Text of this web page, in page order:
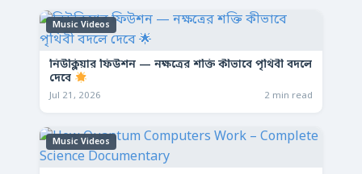
Music Videos
নিউক্লিয়ার ফিউশন — নক্ষত্রের শক্তি কীভাবে পৃথিবী বদলে
দেবে
Jul 21, 2026 2 min read
Music Videos